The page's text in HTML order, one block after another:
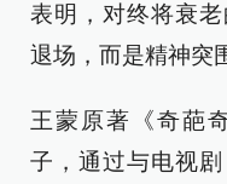
表明，对终将衰
退场，而是精神突
王蒙原著《奇葩
子，通过与电视